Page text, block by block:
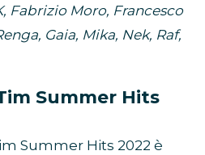
Fabrizio Moro, Francesco
Gaia, Mika, Nek, Raf,
Summer Hits
Summer Hits 2022 è